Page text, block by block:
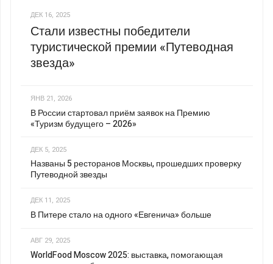
ДЕК 16, 2025
Стали известны победители
туристической премии «Путеводная
звезда»
ЯНВ 21, 2026
В России стартовал приём заявок на Премию
«Туризм будущего – 2026»
ДЕК 5, 2025
Названы 5 ресторанов Москвы, прошедших проверку
Путеводной звезды
ДЕК 11, 2025
В Питере стало на одного «Евгенича» больше
АВГ 29, 2025
WorldFood Moscow 2025: выставка, помогающая